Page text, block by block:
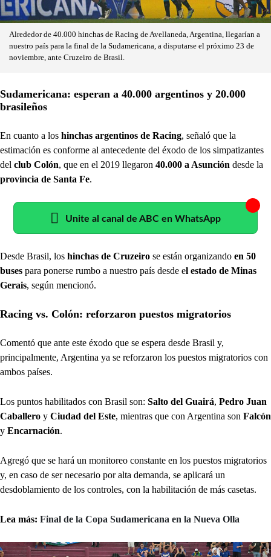
Alrededor de 40.000 hinchas de Racing de Avellaneda, Argentina, llegarían a
nuestro país para la final de la Sudamericana, a disputarse el próximo 23 de
noviembre, ante Cruzeiro de Brasil.
Sudamericana: esperan a 40.000 argentinos y 20.000
brasileños
En cuanto a los hinchas argentinos de Racing, señaló que la
estimación es conforme al antecedente del éxodo de los simpatizantes
del club Colón, que en el 2019 llegaron 40.000 a Asunción desde la
provincia de Santa Fe.
Unite al canal de ABC en WhatsApp
Desde Brasil, los hinchas de Cruzeiro se están organizando en 50
buses para ponerse rumbo a nuestro país desde el estado de Minas
Gerais, según mencionó.
Racing vs. Colón: reforzaron puestos migratorios
Comentó que ante este éxodo que se espera desde Brasil y,
principalmente, Argentina ya se reforzaron los puestos migratorios con
ambos países.
Los puntos habilitados con Brasil son: Salto del Guairá, Pedro Juan
Caballero y Ciudad del Este, mientras que con Argentina son Falcón
y Encarnación.
Agregó que se hará un monitoreo constante en los puestos migratorios
y, en caso de ser necesario por alta demanda, se aplicará un
desdoblamiento de los controles, con la habilitación de más casetas.
Lea más: Final de la Copa Sudamericana en la Nueva Olla